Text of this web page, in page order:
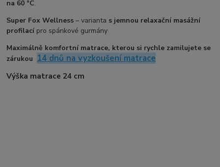
na 60 °C.
Super Fox Wellness – varianta s jemnou relaxační masážní
profilací pro spánkové gurmány
Maximálně komfortní matrace, kterou si rychle zamilujete se
zárukou 14 dnů na vyzkoušení matrace
Výška matrace 24 cm